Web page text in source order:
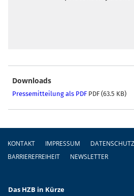
Downloads
Pressemitteilung als PDF PDF (63.5 KB)
Fußzeile
KONTAKT IMPRESSUM DATENSCHUTZ
BARRIEREFREIHEIT
NEWSLETTER
Das HZB in Kürze